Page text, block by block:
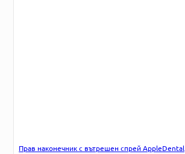
Прав наконечник с вътрешен спрей AppleDental